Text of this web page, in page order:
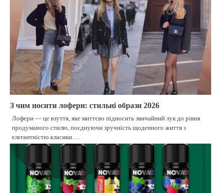
З чим носити лофери: стильні образи 2026
Лофери — це взуття, яке миттєво підносить звичайний лук до рівня
продуманого стилю, поєднуючи зручність щоденного життя з
елегантністю класики.…